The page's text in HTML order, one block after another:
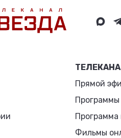
Прямой
Программы
Программа
Фильмы